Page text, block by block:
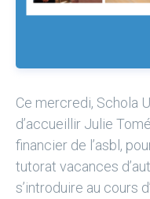
Ce mercredi, Schola
d’accueillir Julie Tomé
financier de l’asbl,
tutorat vacances
s’introduire au cours